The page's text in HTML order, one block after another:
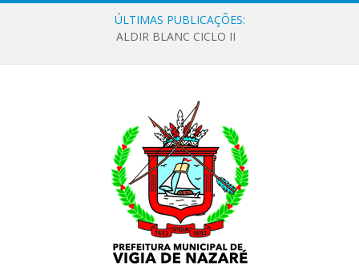
ÚLTIMAS PUBLICAÇÕES:
ALDIR BLANC CICLO II